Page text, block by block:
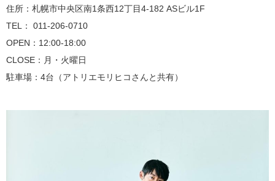
住所：札幌市中央区南1条西12丁目4-182 ASビル1F
TEL： 011-206-0710
OPEN：12:00-18:00
CLOSE：月・火曜日
駐車場：4台（アトリエモリヒコさんと共有）